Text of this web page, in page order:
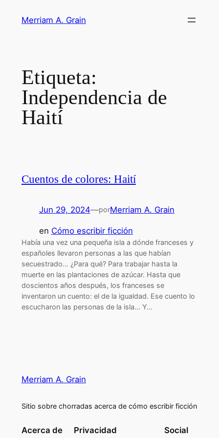
Merriam A. Grain
Etiqueta:
Independencia de
Haití
Cuentos de colores: Haití
Jun 29, 2024—porMerriam A. Grain
en Cómo escribir ficción
Había una vez una pequeña isla a dónde franceses y
españoles llevaron personas a las que habían
secuestrado… ¿Para qué? Para trabajar hasta la
muerte en las plantaciones de azúcar. Hasta que
doscientos años después, los franceses se
inventaron un cuento: el de la igualdad. Ese cuento lo
escucharon las personas de la isla… Y…
Merriam A. Grain
Sitio sobre chorradas acerca de cómo escribir ficción
Acerca de Privacidad Social